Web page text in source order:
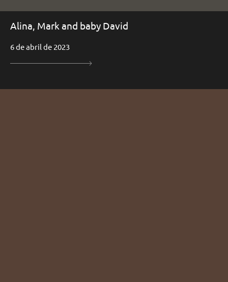
Alina, Mark and baby David
6 de abril de 2023